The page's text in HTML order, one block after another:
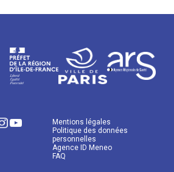
Mentions légales
Politique des données
personnelles
Agence ID Meneo
FAQ